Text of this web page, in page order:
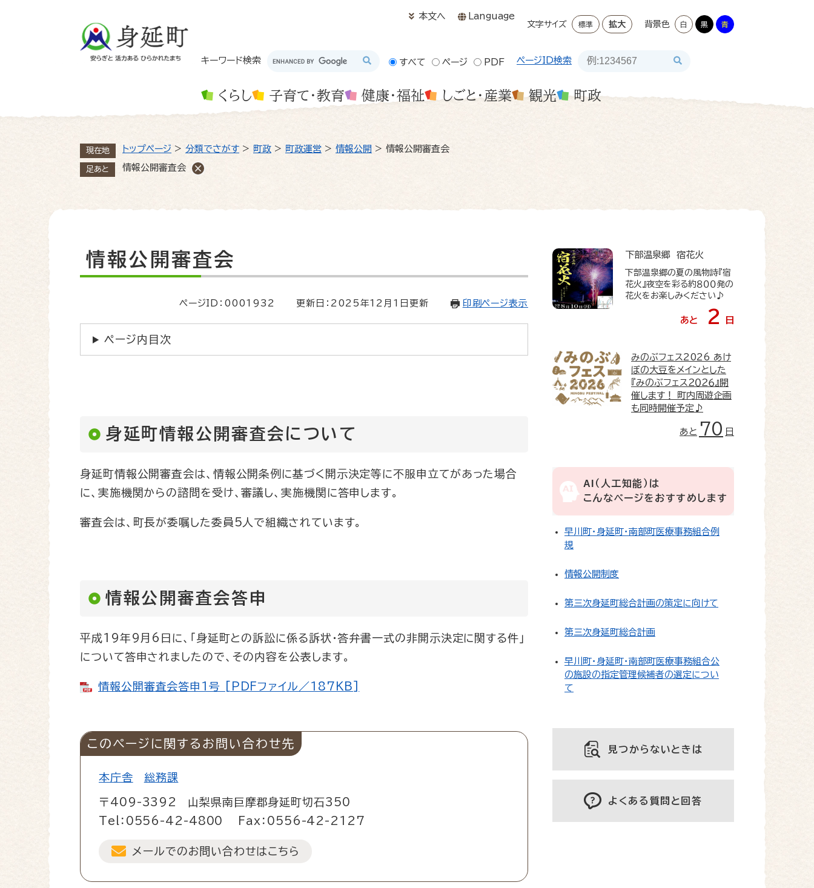
本文へ Language
文字サイズ 標準 拡大 背景色 白 黒 青
キーワード検索 すべて ページ PDF ページID検索
くらし 子育て・教育 健康・福祉 しごと・産業 観光 町政
現在地 トップページ > 分類でさがす > 町政 > 町政運営 > 情報公開 > 情報公開審査会
足あと 情報公開審査会
本
文
情報公開審査会
ページID：0001932 更新日：2025年12月1日更新 印刷ページ表示
ページ内目次
身延町情報公開審査会について
身延町情報公開審査会は、情報公開条例に基づく開示決定等に不服申立てがあった場合
に、実施機関からの諮問を受け、審議し、実施機関に答申します。
審査会は、町長が委嘱した委員5人で組織されています。
情報公開審査会答申
平成19年9月6日に、「身延町との訴訟に係る訴状・答弁書一式の非開示決定に関する件」
について答申されましたので、その内容を公表します。
情報公開審査会答申1号 [PDFファイル／187KB]
このページに関するお問い合わせ先
本庁舎 総務課
〒409-3392
山梨県南巨摩郡身延町切石350
Tel：0556-42-4800
Fax：0556-42-2127
メールでのお問い合わせはこちら
下部温泉郷 宿花火
下部温泉郷の夏の風物詩『宿
花火』夜空を彩る約８００発の
花火をお楽しみください♪
あと 2 日
みのぶフェス2026 あけ
ぼの大豆をメインとした
『みのぶフェス２０２６』開
催します！ 町内周遊企画
も同時開催予定♪
あと 70 日
AI（人工知能）は
こんなページをおすすめします
早川町・身延町・南部町医療事務組合例
規
情報公開制度
第三次身延町総合計画の策定に向けて
第三次身延町総合計画
早川町・身延町・南部町医療事務組合公
の施設の指定管理候補者の選定につい
て
見つからないときは
よくある質問と回答